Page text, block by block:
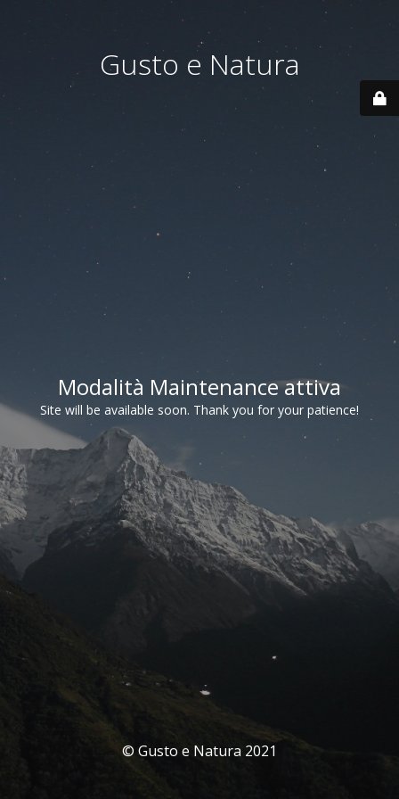
Gusto e Natura
Modalità Maintenance attiva
Site will be available soon. Thank you for your patience!
© Gusto e Natura 2021